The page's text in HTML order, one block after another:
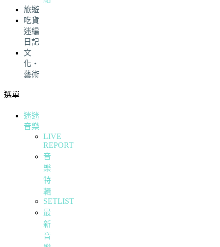
旅遊
吃貨
迷編
日記
文
化・
藝術
選單
迷迷
音樂
LIVE
REPORT
音
樂
特
輯
SETLIST
最
新
音